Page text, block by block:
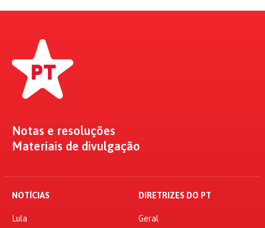
Notas e resoluções
Materiais de divulgação
NOTÍCIAS
Lula
DIRETRIZES DO PT
Geral